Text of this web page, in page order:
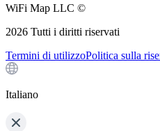
WiFi Map LLC ©
2026 Tutti i diritti riservati
Termini di utilizzoPolitica sulla
Italiano